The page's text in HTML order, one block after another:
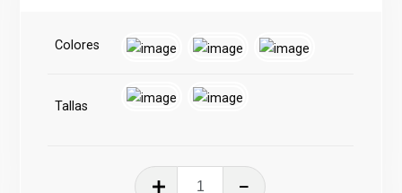
Colores
Tallas